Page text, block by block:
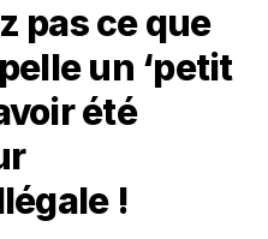
pas ce que
un ‘petit
été
!